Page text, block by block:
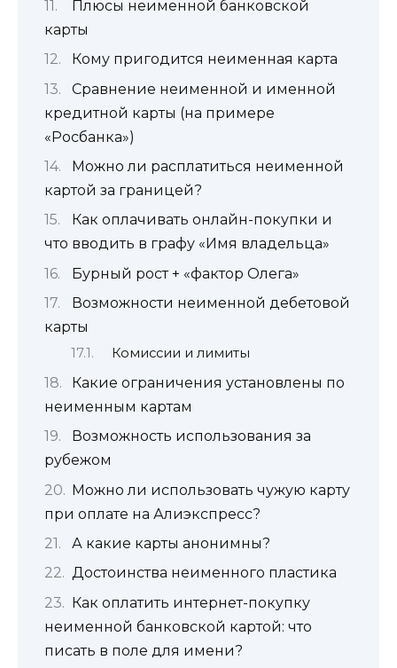
Плюсы неименной банковской
карты
Кому пригодится неименная карта
Сравнение неименной и именной
кредитной карты (на примере
«Росбанка»)
Можно ли расплатиться неименной
картой за границей?
Как оплачивать онлайн-покупки и
что вводить в графу «Имя владельца»
Бурный рост + «фактор Олега»
Возможности неименной дебетовой
карты
Комиссии и лимиты
Какие ограничения установлены по
неименным картам
Возможность использования за
рубежом
Можно ли использовать чужую карту
при оплате на Алиэкспресс?
А какие карты анонимны?
Достоинства неименного пластика
Как оплатить интернет-покупку
неименной банковской картой: что
писать в поле для имени?